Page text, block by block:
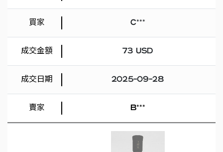
C***
73 USD
2025-09-28
B***